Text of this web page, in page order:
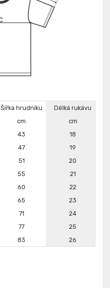
Šířka hrudníku
Délká rukávu
cm
cm
43
18
47
19
51
20
55
21
60
22
65
23
71
24
77
25
83 26